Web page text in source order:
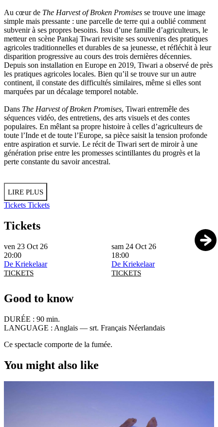
Au cœur de The Harvest of Broken Promises se trouve une image
simple mais pressante : une parcelle de terre qui a oublié comment
subvenir à ses propres besoins. Issu d’une famille d’agriculteurs, le
metteur en scène Pankaj Tiwari revisite ses souvenirs des pratiques
agricoles traditionnelles et durables de sa jeunesse, et réfléchit à leur
disparition progressive au cours des trois dernières décennies.
Depuis son installation en Europe en 2019, Tiwari a observé de près
les pratiques agricoles locales. Bien qu’il se trouve sur un autre
continent, il constate des difficultés similaires, même si elles sont
marquées par un décalage temporel notable.
Dans The Harvest of Broken Promises, Tiwari entremêle des
séquences vidéo, des entretiens, des arts visuels et des contes
populaires. En mêlant sa propre histoire à celles d’agriculteurs de
toute l’Inde et de toute l’Europe, sa pièce saisit la tension profonde
entre aspiration et survie. Le récit de Tiwari sert de miroir à une
génération prise entre les promesses scintillantes du progrès et la
perte constante du savoir ancestral.
LIRE PLUS
Tickets Tickets
Tickets
ven 23 Oct 26
20:00
De Kriekelaar
TICKETS
sam 24 Oct 26
18:00
De Kriekelaar
TICKETS
Good to know
DURÉE : 90 min.
LANGUAGE : Anglais — srt. Français Néerlandais
Ce spectacle comporte de la fumée.
You might also like